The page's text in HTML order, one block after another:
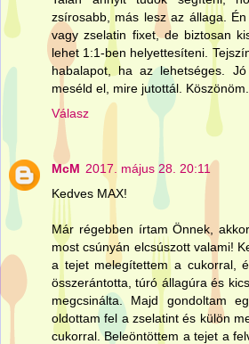
zsírosabb, más lesz az állaga.
vagy zselatin fixet, de biztosan
lehet 1:1-ben helyettesíteni.
habalapot, ha az lehetséges.
meséld el, mire jutottál. Köszönöm.
Válasz
McM 2017. május 28. 20:11
Kedves MAX!
Már régebben írtam Önnek,
most csúnyán elcsúszott valami!
a tejet melegítettem a cukorral,
összerántotta, túró állagúra és
megcsinálta. Majd gondoltam
oldottam fel a zselatint és külön
cukorral. Beleöntöttem a tejet a